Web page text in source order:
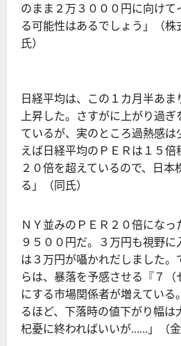
のまま２万３０００円に向け
る可能性はあるでしょう」（
氏）
日経平均は、この１カ月半あ
上昇した。さすがに上がり過ぎ
ているが、実のところ過熱感は
えば日経平均のＰＥＲは１５倍
２０倍を超えているので、日本
る」（同氏）
ＮＹ並みのＰＥＲ２０倍にな
９５００円だ。３万円も視野
は３万円が囁かれだしました
らは、暴落を予感させる『７
にする市場関係者が増えてい
るほど、下落時の値下がり幅は
杞憂に終わればいいが……」（金